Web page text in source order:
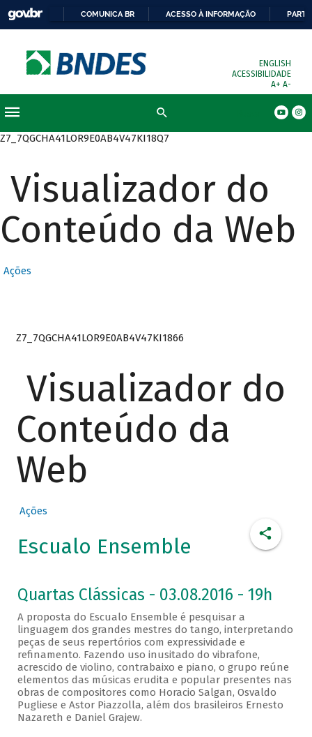
COMUNICA BR ACESSO À INFORMAÇÃO
ENGLISH
ACESSIBILIDADE
A+ A-
Z7_7QGCHA41LOR9E0AB4V47KI18Q7
Visualizador do
Conteúdo da Web
Ações
Z7_7QGCHA41LOR9E0AB4V47KI1866
Visualizador do
Conteúdo da
Web
Ações
Escualo Ensemble
Quartas Clássicas - 03.08.2016 - 19h
A proposta do Escualo Ensemble é pesquisar a
linguagem dos grandes mestres do tango, interpretando
peças de seus repertórios com expressividade e
refinamento. Fazendo uso inusitado do vibrafone,
acrescido de violino, contrabaixo e piano, o grupo reúne
elementos das músicas erudita e popular presentes nas
obras de compositores como Horacio Salgan, Osvaldo
Pugliese e Astor Piazzolla, além dos brasileiros Ernesto
Nazareth e Daniel Grajew.